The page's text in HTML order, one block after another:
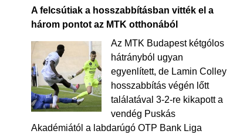
A felcsútiak a hosszabbításban vitték el a
három pontot az MTK otthonából
Az MTK Budapest kétgólos
hátrányból ugyan
egyenlített, de Lamin Colley
hosszabbítás végén lőtt
találatával 3-2-re kikapott a
vendég Puskás
Akadémiától a labdarúgó OTP Bank Liga